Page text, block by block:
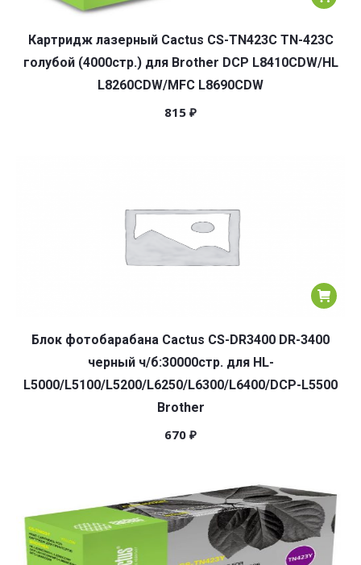
Картридж лазерный Cactus CS-TN423C TN-423C
голубой (4000стр.) для Brother DCP L8410CDW/HL
L8260CDW/MFC L8690CDW
815 ₽
Блок фотобарабана Cactus CS-DR3400 DR-3400
черный ч/б:30000стр. для HL-
L5000/L5100/L5200/L6250/L6300/L6400/DCP-L5500
Brother
670 ₽